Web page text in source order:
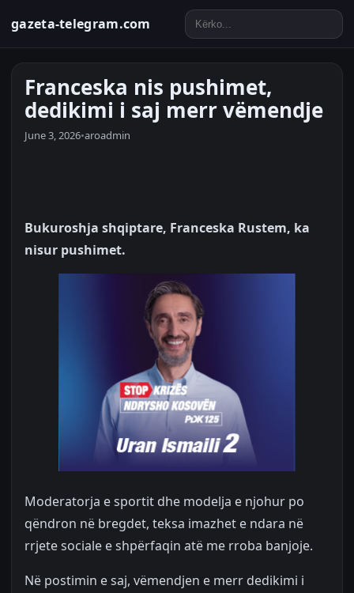
gazeta-telegram.com
Franceska nis pushimet,
dedikimi i saj merr vëmendje
June 3, 2026•aroadmin
Bukuroshja shqiptare, Franceska Rustem, ka
nisur pushimet.
Moderatorja e sportit dhe modelja e njohur po
qëndron në bregdet, teksa imazhet e ndara në
rrjete sociale e shpërfaqin atë me rroba banjoje.
Në postimin e saj, vëmendjen e merr dedikimi i